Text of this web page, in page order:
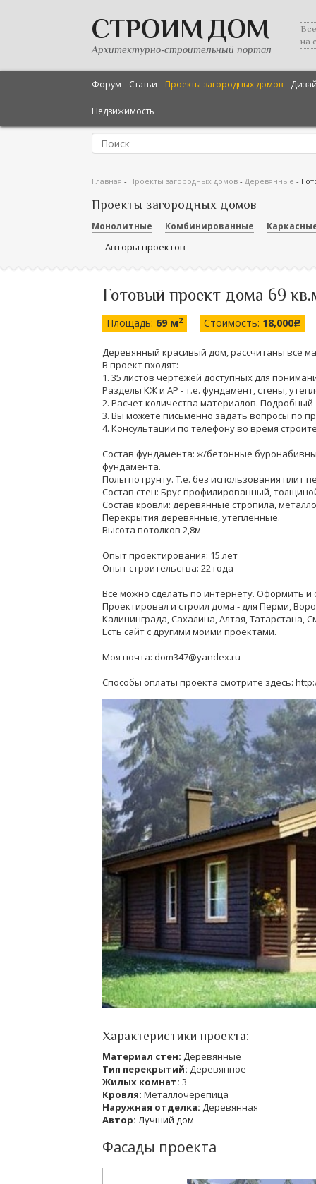
СТРОИМ ДОМ
Архитектурно-строительный портал
на
Форум Статьи Проекты загородных домов
Недвижимость
Главная - Проекты загородных домов - Деревянные -
Проекты загородных домов
Монолитные Комбинированные
Авторы проектов
Готовый проект дома 69
Площадь: 69 м2 Стоимость: 18,000c
Деревянный красивый дом, рассчитаны все
В проект входят:
1. 35 листов чертежей доступных для
Разделы КЖ и АР - т.е. фундамент, стены,
2. Расчет количества материалов. Подробный
3. Вы можете письменно задать вопросы по
4. Консультации по телефону во время
Состав фундамента: ж/бетонные
фундамента.
Полы по грунту. Т.е. без использования плит
Состав стен: Брус профилированный,
Состав кровли: деревянные стропила,
Перекрытия деревянные, утепленные.
Высота потолков 2,8м
Опыт проектирования: 15 лет
Опыт строительства: 22 года
Все можно сделать по интернету. Оформить и
Проектировал и строил дома - для Перми,
Калининграда, Сахалина, Алтая, Татарстана,
Есть сайт с другими моими проектами.
Моя почта: dom347@yandex.ru
Способы оплаты проекта смотрите здесь:
Характеристики проекта:
Материал стен: Деревянные
Тип перекрытий: Деревянное
Жилых комнат: 3
Кровля: Металлочерепица
Наружная отделка: Деревянная
Автор: Лучший дом
Фасады проекта